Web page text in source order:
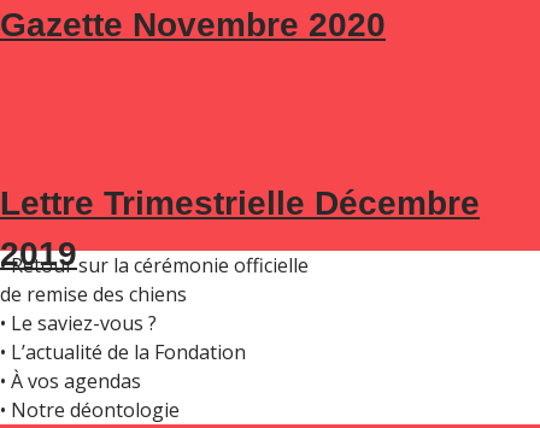
SOUTENEZ-NOUS
ARCHIVES :NEWSLETTER
Gazette Novembre 2020
Retrouvez ce mois ci l’actualité de la Fondation Frédéric
Gaillanne pour le mois de Novembre 2020
Lettre Trimestrielle Décembre
2019
DANS CE NUMÉRO :
• Édito du Président
• Retour sur la cérémonie officielle
de remise des chiens
• Le saviez-vous ?
• L’actualité de la Fondation
• À vos agendas
• Notre déontologie